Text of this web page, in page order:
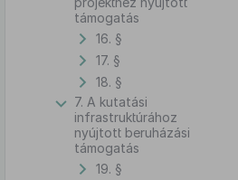
támogatás
16. §
17. §
18. §
7. A kutatási
infrastruktúrához
nyújtott beruházási
támogatás
19. §